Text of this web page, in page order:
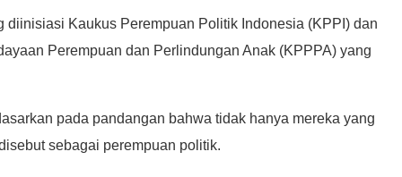
Kaukus Perempuan Politik Indonesia (KPPI) dan
Perempuan dan Perlindungan Anak (KPPPA) yang
pada pandangan bahwa tidak hanya mereka yang
sebagai perempuan politik.